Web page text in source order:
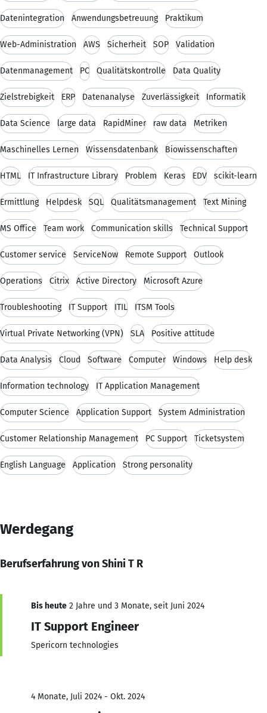
Datenintegration Anwendungsbetreuung Praktikum
Web-Administration AWS Sicherheit SOP Validation
Datenmanagement PC Qualitätskontrolle Data Quality
Zielstrebigkeit ERP Datenanalyse Zuverlässigkeit Informatik
Data Science large data RapidMiner raw data Metriken
Maschinelles Lernen Wissensdatenbank Biowissenschaften
HTML IT Infrastructure Library Problem Keras EDV scikit-learn
Ermittlung Helpdesk SQL Qualitätsmanagement Text Mining
MS Office Team work Communication skills Technical Support
Customer service ServiceNow Remote Support Outlook
Operations Citrix Active Directory Microsoft Azure
Troubleshooting IT Support ITIL ITSM Tools
Virtual Private Networking (VPN) SLA Positive attitude
Data Analysis Cloud Software Computer Windows Help desk
Information technology IT Application Management
Computer Science Application Support System Administration
Customer Relationship Management PC Support Ticketsystem
English Language Application Strong personality
Werdegang
Berufserfahrung von Shini T R
Bis heute 2 Jahre und 3 Monate, seit Juni 2024
IT Support Engineer
Spericorn technologies
4 Monate, Juli 2024 - Okt. 2024